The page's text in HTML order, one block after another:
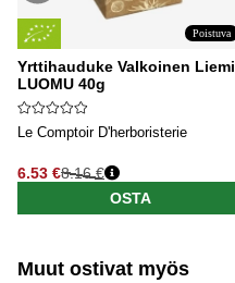
Poistuva
Yrttihauduke Valkoinen Liemi
LUOMU 40g
Le Comptoir D'herboristerie
6.53 €
Normaali hinta
8.16 €
OSTA
Muut ostivat myös